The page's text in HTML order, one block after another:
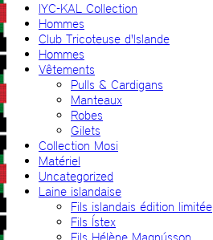
IYC-KAL Collection
Hommes
Club Tricoteuse d'Islande
Hommes
Vêtements
Pulls & Cardigans
Manteaux
Robes
Gilets
Collection Mosi
Matériel
Uncategorized
Laine islandaise
Fils islandais édition limitée
Fils Ístex